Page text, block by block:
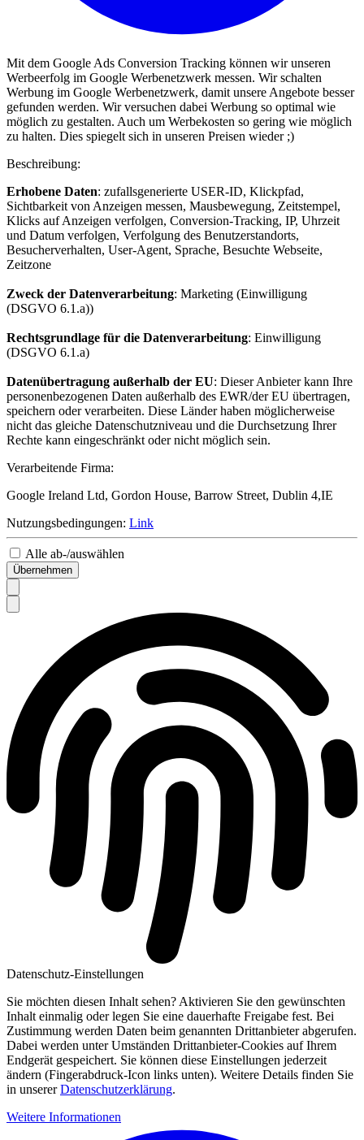
Mit dem Google Ads Conversion Tracking können wir unseren
Werbeerfolg im Google Werbenetzwerk messen. Wir schalten
Werbung im Google Werbenetzwerk, damit unsere Angebote besser
gefunden werden. Wir versuchen dabei Werbung so optimal wie
möglich zu gestalten. Auch um Werbekosten so gering wie möglich
zu halten. Dies spiegelt sich in unseren Preisen wieder ;)
Beschreibung:
Erhobene Daten: zufallsgenerierte USER-ID, Klickpfad,
Sichtbarkeit von Anzeigen messen, Mausbewegung, Zeitstempel,
Klicks auf Anzeigen verfolgen, Conversion-Tracking, IP, Uhrzeit
und Datum verfolgen, Verfolgung des Benutzerstandorts,
Besucherverhalten, User-Agent, Sprache, Besuchte Webseite,
Zeitzone
Zweck der Datenverarbeitung: Marketing (Einwilligung
(DSGVO 6.1.a))
Rechtsgrundlage für die Datenverarbeitung: Einwilligung
(DSGVO 6.1.a)
Datenübertragung außerhalb der EU: Dieser Anbieter kann Ihre
personenbezogenen Daten außerhalb des EWR/der EU übertragen,
speichern oder verarbeiten. Diese Länder haben möglicherweise
nicht das gleiche Datenschutzniveau und die Durchsetzung Ihrer
Rechte kann eingeschränkt oder nicht möglich sein.
Verarbeitende Firma:
Google Ireland Ltd, Gordon House, Barrow Street, Dublin 4,IE
Nutzungsbedingungen: Link
Alle ab-/auswählen
Übernehmen
Datenschutz-Einstellungen
Sie möchten diesen Inhalt sehen? Aktivieren Sie den gewünschten
Inhalt einmalig oder legen Sie eine dauerhafte Freigabe fest. Bei
Zustimmung werden Daten beim genannten Drittanbieter abgerufen.
Dabei werden unter Umständen Drittanbieter-Cookies auf Ihrem
Endgerät gespeichert. Sie können diese Einstellungen jederzeit
ändern (Fingerabdruck-Icon links unten). Weitere Details finden Sie
in unsererDatenschutzerklärung.
Weitere Informationen